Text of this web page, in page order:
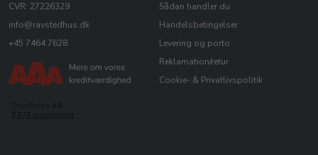
CVR: 27226329
info@ravstedhus.dk
+45 7464 7628
Sådan handler du
Handelsbetingelser
Levering og porto
Reklamation/retur
Cookie- & Privatlivspolitik